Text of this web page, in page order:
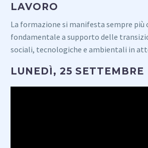
LAVORO
La formazione si manifesta sempre più
fondamentale a supporto delle
sociali, tecnologiche e ambientali in
LUNEDÌ, 25 SETTEMBRE